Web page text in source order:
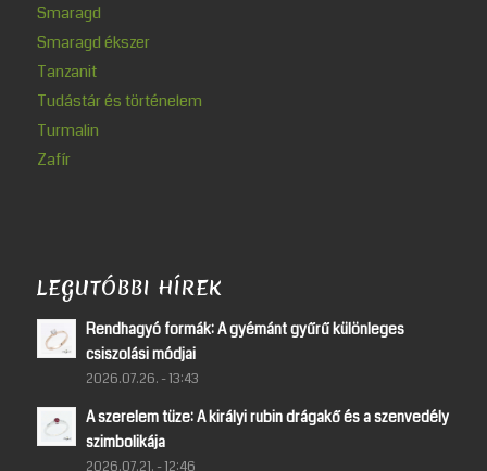
Smaragd
Smaragd ékszer
Tanzanit
Tudástár és történelem
Turmalin
Zafír
LEGUTÓBBI HÍREK
Rendhagyó formák: A gyémánt gyűrű különleges
csiszolási módjai
2026.07.26. - 13:43
A szerelem tüze: A királyi rubin drágakő és a szenvedély
szimbolikája
2026.07.21. - 12:46